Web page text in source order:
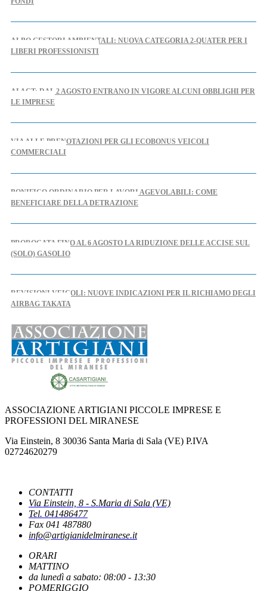
ALBO GESTORI AMBIENTALI: NUOVA CATEGORIA 2-QUATER PER I
LIBERI PROFESSIONISTI
AI ACT: DAL 2 AGOSTO ENTRANO IN VIGORE ALCUNI OBBLIGHI PER
LE IMPRESE
VIA ALLE PRENOTAZIONI PER GLI ECOBONUS VEICOLI
COMMERCIALI
BONIFICO ORDINARIO PER LAVORI AGEVOLABILI: COME
BENEFICIARE DELLA DETRAZIONE
PROROGATA FINO AL 6 AGOSTO LA RIDUZIONE DELLE ACCISE SUL
(SOLO) GASOLIO
REVISIONI VEICOLI: NUOVE INDICAZIONI PER IL RICHIAMO DEGLI
AIRBAG TAKATA
AL VIA IL TAVOLO REGIONALE PER L'ARTIGIANATO
NUOVO DPCM AUTOMOTIVE: CASARTIGIANI SCRIVE AL MINISTRO
COMUNICAZIONI DI CONFERMA DEGLI INVESTIMENTI
DALL'INTELLIGENZA ARTIFICIALE
PUBBLICATO IL DECRETO CHE INDIVIDUA LE CAUSE OSTATIVE AL
LA PAUSA ESTIVA DEL FISCO
ASSOCIAZIONE ARTIGIANI PICCOLE IMPRESE E
PROFESSIONI DEL MIRANESE
Via Einstein, 8 30036 Santa Maria di Sala (VE) P.IVA
02724620279
CONTATTI
Via Einstein, 8 - S.Maria di Sala (VE)
Tel. 041486477
Fax 041 487880
info@artigianidelmiranese.it
ORARI
MATTINO
da lunedì a sabato: 08:00 - 13:30
POMERIGGIO